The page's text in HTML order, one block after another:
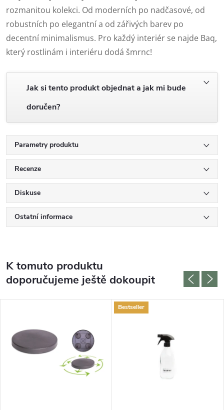
rozmanitou kolekci. Od moderních po nadčasové, od
robustních po elegantní a od zářivých barev po
decentní minimalismus. Pro každý interiér se najde Baq,
který rostlinám i interiéru dodá šmrnc!
Jak si tento produkt objednat a jak mi bude
doručen?
Parametry produktu
Recenze
Diskuse
Ostatní informace
K tomuto produktu
doporučujeme ještě dokoupit
Bestseller